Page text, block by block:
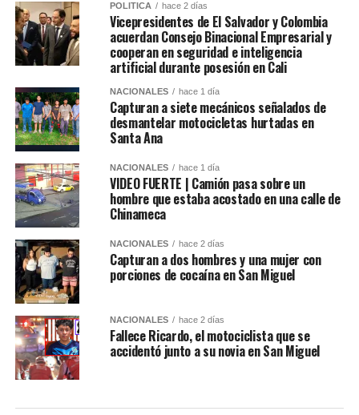
POLÍTICA hace 2 días
Vicepresidentes de El Salvador y Colombia
acuerdan Consejo Binacional Empresarial y
cooperan en seguridad e inteligencia
artificial durante posesión en Cali
NACIONALES hace 1 día
Capturan a siete mecánicos señalados de
desmantelar motocicletas hurtadas en
Santa Ana
NACIONALES hace 1 día
VIDEO FUERTE | Camión pasa sobre un
hombre que estaba acostado en una calle de
Chinameca
NACIONALES hace 2 días
Capturan a dos hombres y una mujer con
porciones de cocaína en San Miguel
NACIONALES hace 2 días
Fallece Ricardo, el motociclista que se
accidentó junto a su novia en San Miguel